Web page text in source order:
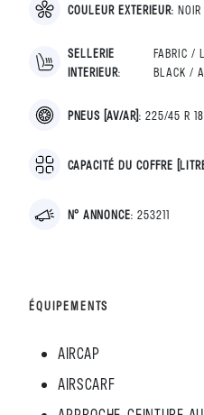
COULEUR EXTERIEUR: NOIR
SELLERIE
INTERIEUR:
FABRIC /
BLACK /
PNEUS [AV/AR]: 225/45 R
CAPACITÉ DU COFFRE
N° ANNONCE: 253211
ÉQUIPEMENTS
AIRCAP
AIRSCARF